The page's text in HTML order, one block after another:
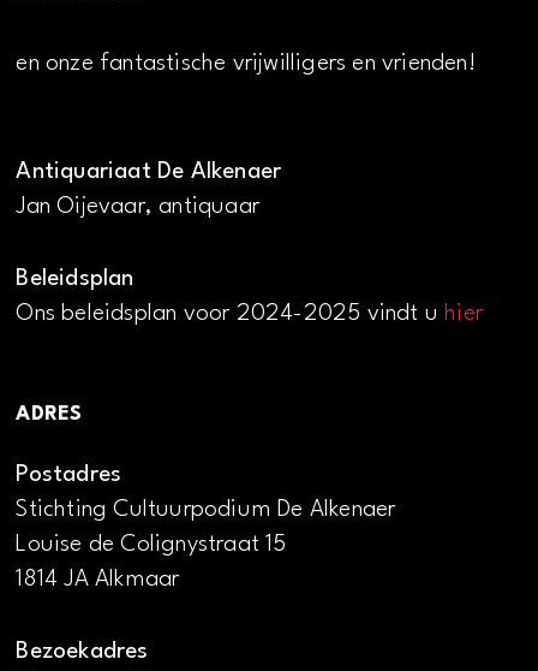
en onze fantastische vrijwilligers en vrienden!
Antiquariaat De Alkenaer
Jan Oijevaar, antiquaar
Beleidsplan
Ons beleidsplan voor 2024-2025 vindt uhier
ADRES
Postadres
Stichting Cultuurpodium De Alkenaer
Louise de Colignystraat 15
1814 JA Alkmaar
Bezoekadres